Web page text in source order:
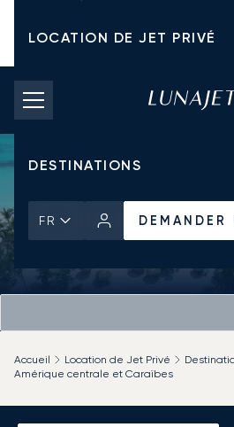
LOCATION DE JET PRIVÉ
TARIFS D'AFFRÈTEMENT
JETS PRIVÉS
DESTINATIONS
FR DEMANDER
Accueil Location de Jet Privé
Amérique centrale et Caraïbes